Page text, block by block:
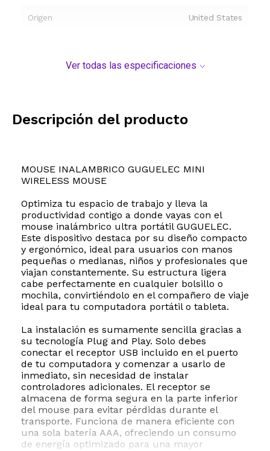
Origen United States
Ver todas las especificaciones
Descripción del producto
MOUSE INALAMBRICO GUGUELEC MINI
WIRELESS MOUSE
Optimiza tu espacio de trabajo y lleva la
productividad contigo a donde vayas con el
mouse inalámbrico ultra portátil GUGUELEC.
Este dispositivo destaca por su diseño compacto
y ergonómico, ideal para usuarios con manos
pequeñas o medianas, niños y profesionales que
viajan constantemente. Su estructura ligera
cabe perfectamente en cualquier bolsillo o
mochila, convirtiéndolo en el compañero de viaje
ideal para tu computadora portátil o tableta.
La instalación es sumamente sencilla gracias a
su tecnología Plug and Play. Solo debes
conectar el receptor USB incluido en el puerto
de tu computadora y comenzar a usarlo de
inmediato, sin necesidad de instalar
controladores adicionales. El receptor se
almacena de forma segura en la parte inferior
del mouse para evitar pérdidas durante el
transporte. Funciona de manera eficiente con
una sola batería AAA, ofreciendo un consumo
de energía optimizado para una mayor